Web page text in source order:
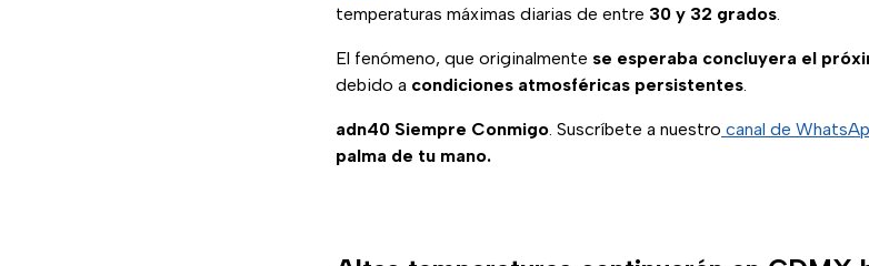
temperaturas máximas diarias de entre 30 y 32 grados.
El fenómeno, que originalmente se esperaba concluyera el
debido a condiciones atmosféricas persistentes.
adn40 Siempre Conmigo. Suscríbete a nuestro canal de
palma de tu mano.